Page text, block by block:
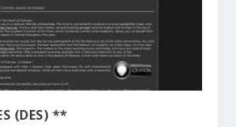
(DES) **